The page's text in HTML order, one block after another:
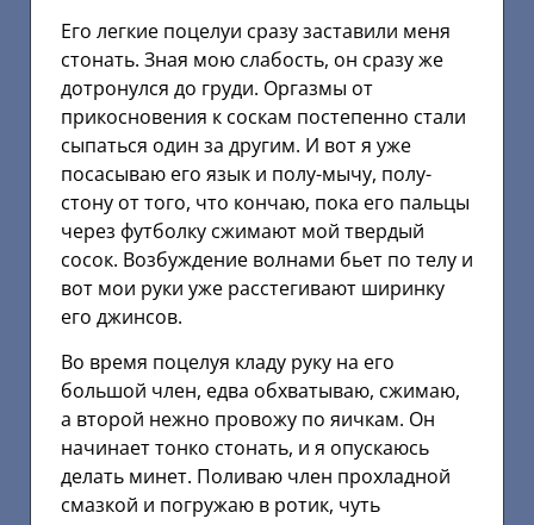
Его легкие поцелуи сразу заставили меня
стонать. Зная мою слабость, он сразу же
дотронулся до груди. Оргазмы от
прикосновения к соскам постепенно стали
сыпаться один за другим. И вот я уже
посасываю его язык и полу-мычу, полу-
стону от того, что кончаю, пока его пальцы
через футболку сжимают мой твердый
сосок. Возбуждение волнами бьет по телу и
вот мои руки уже расстегивают ширинку
его джинсов.
Во время поцелуя кладу руку на его
большой член, едва обхватываю, сжимаю,
а второй нежно провожу по яичкам. Он
начинает тонко стонать, и я опускаюсь
делать минет. Поливаю член прохладной
смазкой и погружаю в ротик, чуть